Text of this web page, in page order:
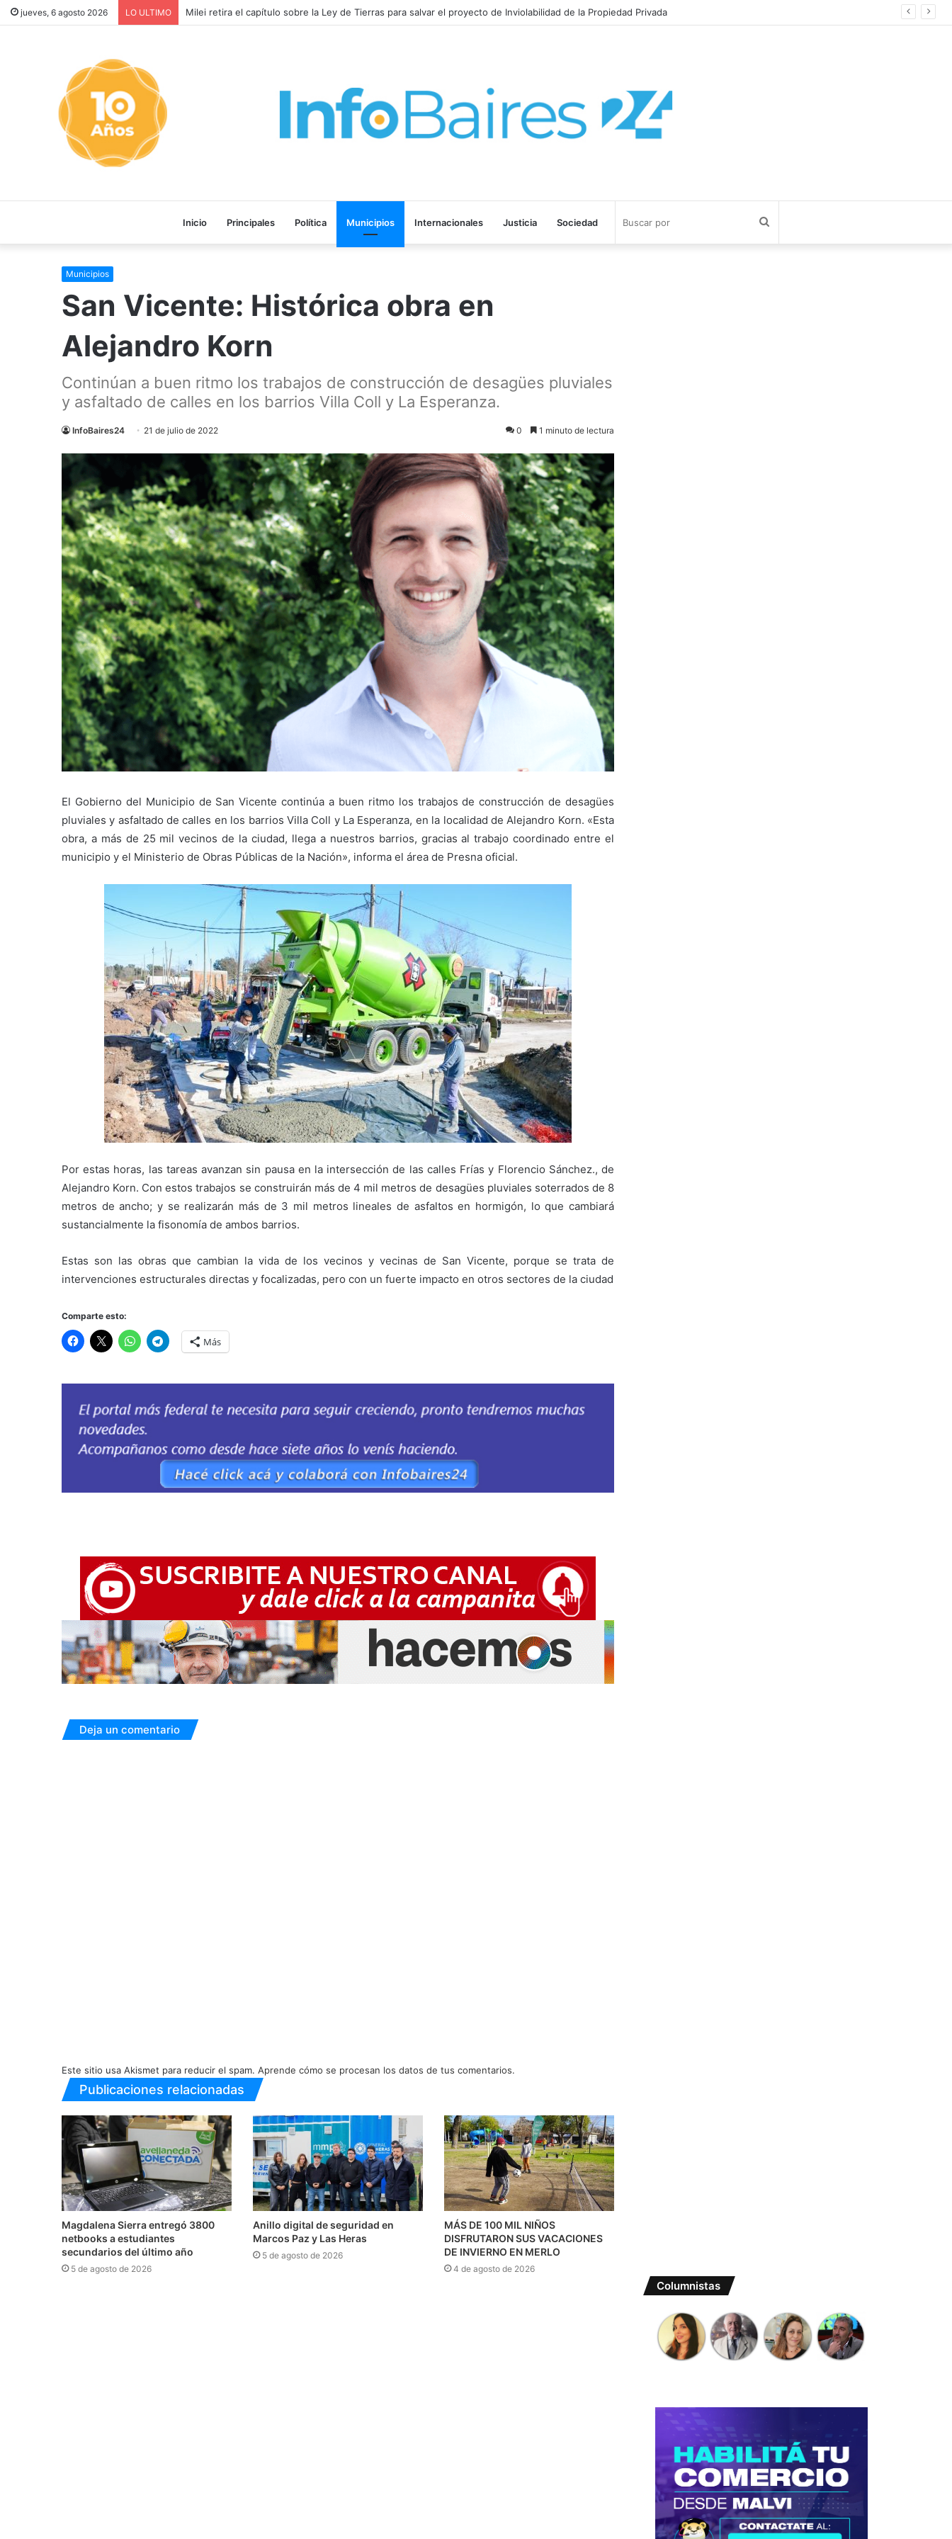
jueves, 6 agosto 2026 LO ULTIMO ¡HOMBRE AL AGUA!: El gobierno corre de las negociaciones a Sturzenegger con los prácticos marítimos
Inicio Principales Política Municipios Internacionales Justicia Sociedad
Municipios
San Vicente: Histórica obra en
Alejandro Korn
Continúan a buen ritmo los trabajos de construcción de desagües pluviales
y asfaltado de calles en los barrios Villa Coll y La Esperanza.
InfoBaires24 21 de julio de 2022 0 1 minuto de lectura
El Gobierno del Municipio de San Vicente continúa a buen ritmo los trabajos de construcción de desagües
pluviales y asfaltado de calles en los barrios Villa Coll y La Esperanza, en la localidad de Alejandro Korn. «Esta
obra, a más de 25 mil vecinos de la ciudad, llega a nuestros barrios, gracias al trabajo coordinado entre el
municipio y el Ministerio de Obras Públicas de la Nación», informa el área de Presna oficial.
Por estas horas, las tareas avanzan sin pausa en la intersección de las calles Frías y Florencio Sánchez., de
Alejandro Korn. Con estos trabajos se construirán más de 4 mil metros de desagües pluviales soterrados de 8
metros de ancho; y se realizarán más de 3 mil metros lineales de asfaltos en hormigón, lo que cambiará
sustancialmente la fisonomía de ambos barrios.
Estas son las obras que cambian la vida de los vecinos y vecinas de San Vicente, porque se trata de
intervenciones estructurales directas y focalizadas, pero con un fuerte impacto en otros sectores de la ciudad
Comparte esto:
Más
Deja un comentario
Este sitio usa Akismet para reducir el spam. Aprende cómo se procesan los datos de tus comentarios.
Publicaciones relacionadas
Magdalena Sierra entregó 3800
netbooks a estudiantes
secundarios del último año
5 de agosto de 2026
Anillo digital de seguridad en
Marcos Paz y Las Heras
5 de agosto de 2026
MÁS DE 100 MIL NIÑOS
DISFRUTARON SUS VACACIONES
DE INVIERNO EN MERLO
4 de agosto de 2026
Columnistas